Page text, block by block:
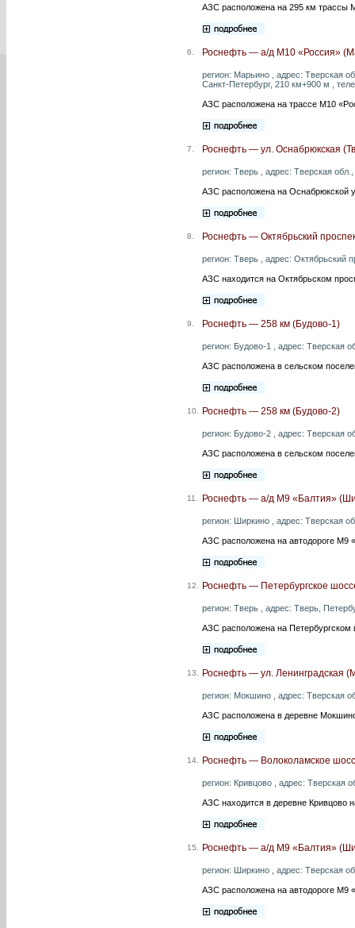
АЗС расположена на 295 км трассы
6. Роснефть — а/д М10 «Россия»
регион: Марьино , адрес: Тверская
Санкт-Петербург, 210 км+900 м ,
АЗС расположена на трассе М10
7. Роснефть — ул. Оснабрюкская
регион: Тверь , адрес: Тверская
АЗС расположена на Оснабрюкской
8. Роснефть — Октябрьский
регион: Тверь , адрес: Октябрьский
АЗС находится на Октябрьском
9. Роснефть — 258 км (Будово-1)
регион: Будово-1 , адрес: Тверская
АЗС расположена в сельском
10. Роснефть — 258 км (Будово-2)
регион: Будово-2 , адрес: Тверская
АЗС расположена в сельском
11. Роснефть — а/д М9 «Балтия»
регион: Ширкино , адрес: Тверская
АЗС расположена на автодороге М9
12. Роснефть — Петербургское
регион: Тверь , адрес: Тверь,
АЗС расположена на Петербургском
13. Роснефть — ул. Ленинградская
регион: Мокшино , адрес: Тверская
АЗС расположена в деревне
14. Роснефть — Волоколамское
регион: Кривцово , адрес: Тверская
АЗС находится в деревне Кривцово
15. Роснефть — а/д М9 «Балтия»
регион: Ширкино , адрес: Тверская
АЗС расположена на автодороге М9